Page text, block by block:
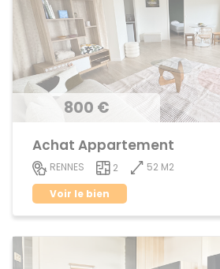
800 €
Achat Appartement
RENNES 2
52 M2
Voir le bien